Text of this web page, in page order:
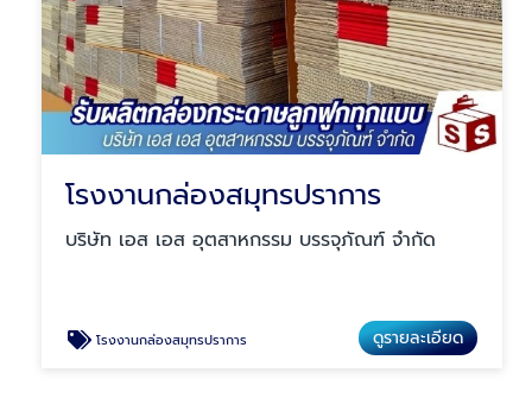
โรงงานกล่องสมุทรปราการ
บริษัท เอส เอส อุตสาหกรรม บรรจุภัณฑ์ จำกัด
โรงงานกล่องสมุทรปราการ ดูรายละเอียด